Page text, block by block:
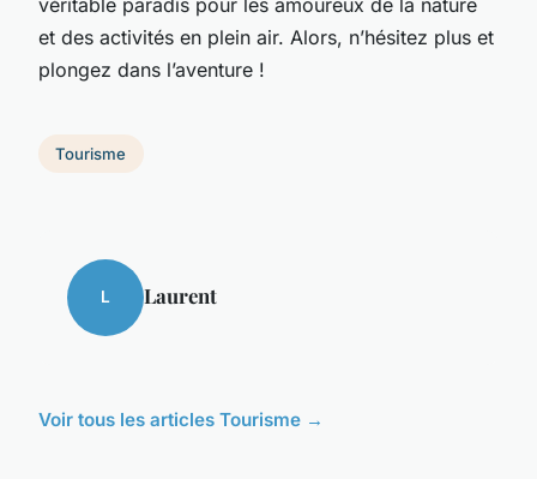
et des activités en plein air. Alors, n’hésitez plus et
plongez dans l’aventure !
Tourisme
L Laurent
Voir tous les articles Tourisme →